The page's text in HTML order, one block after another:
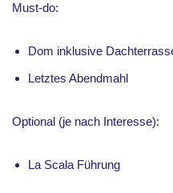
Must-do:
Dom inklusive
Letztes Abendmahl
Optional (je nach Interesse):
La Scala Führung